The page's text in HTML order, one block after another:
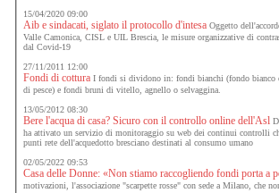
15/04/2020 09:00
Aib e sindacati, siglato il protocollo d'intesa Oggetto
Valle Camonica, CISL e UIL Brescia, le misure organizzative di
dal Covid-19
27/11/2011 12:00
Fondi di cottura I fondi si dividono in: fondi bianchi (fondo
di pesce) e fondi bruni di vitello, agnello o selvaggina.
13/05/2012 08:30
Bere l'acqua di casa? Sicuro con il controllo online dell'Asl
ha attivato un servizio di monitoraggio su web dei continui controlli
punti rete dell'acquedotto bresciano destinati al consumo umano
02/05/2022 09:53
Casa delle Donne: «Non stiamo raccogliendo fondi porta a
motivazioni, l'associazione "scarpette rosse" con sede a Milano, che